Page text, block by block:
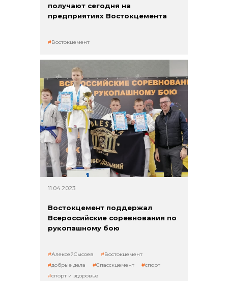
получают сегодня на
предприятиях Востокцемента
Востокцемент
11.04.2023
Востокцемент поддержал
Всероссийские соревнования по
рукопашному бою
АлексейСысоев
Востокцемент
добрые дела
Спасскцемент
спорт
спорт и здоровье